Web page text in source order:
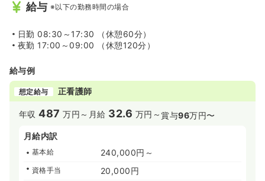
給与 ※以下の勤務時間の場合
日勤 08:30～17:30 （休憩60分）
夜勤 17:00～09:00 （休憩120分）
給与例
想定給与 正看護師
年収487 万円～ 月給 32.6 万円～賞与96万円〜
月給内訳
基本給 240,000円～
資格手当 20,000円